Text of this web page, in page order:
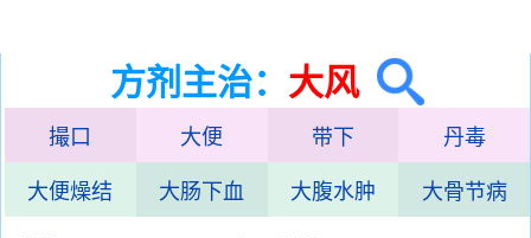
方剂主治： 大风
撮口 大便 带下 丹毒
大便燥结 大肠下血 大腹水肿 大骨节病